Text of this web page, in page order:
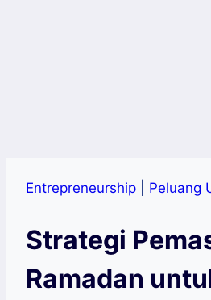
Entrepreneurship Peluang
Strategi
Ramadan